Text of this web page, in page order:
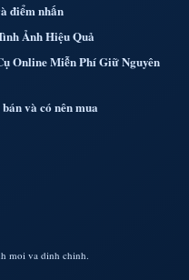
điểm nhấn
Ảnh Hiệu Quả
Online Miễn Phí Giữ Nguyên
và có nên mua
moi va dinh chinh.